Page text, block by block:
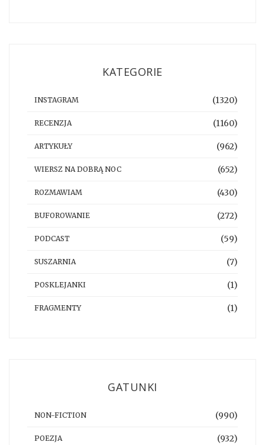
KATEGORIE
INSTAGRAM (1320)
RECENZJA (1160)
ARTYKUŁY (962)
WIERSZ NA DOBRĄ NOC (652)
ROZMAWIAM (430)
BUFOROWANIE (272)
PODCAST (59)
SUSZARNIA (7)
POSKLEJANKI (1)
FRAGMENTY (1)
GATUNKI
NON-FICTION (990)
POEZJA (932)